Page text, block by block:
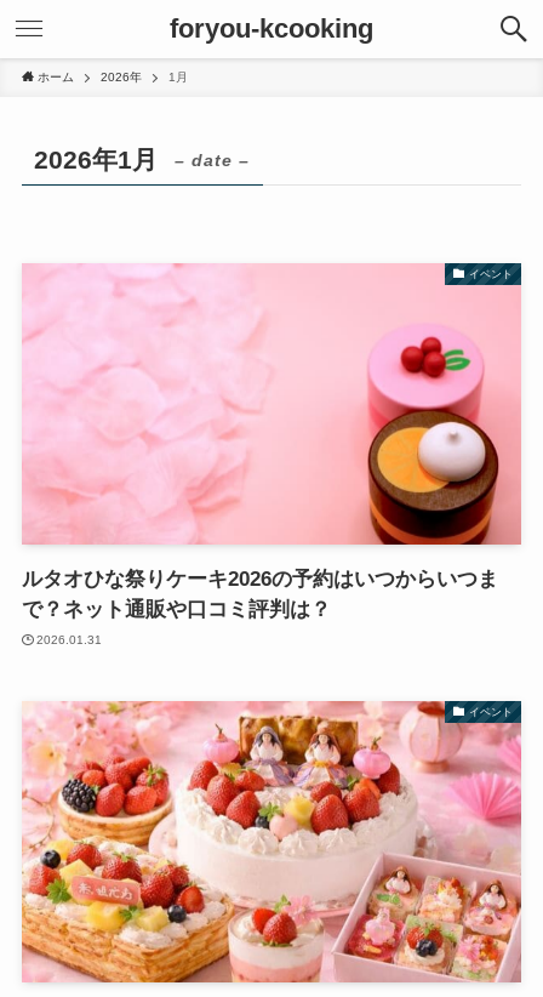
foryou-kcooking
ホーム 2026年 1月
2026年1月 – date –
イベント
ルタオひな祭りケーキ2026の予約はいつからいつま
で？ネット通販や口コミ評判は？
2026.01.31
イベント